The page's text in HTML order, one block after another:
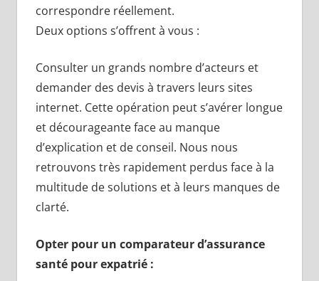
correspondre réellement.
Deux options s’offrent à vous :
Consulter un grands nombre d’acteurs et
demander des devis à travers leurs sites
internet. Cette opération peut s’avérer longue
et décourageante face au manque
d’explication et de conseil. Nous nous
retrouvons très rapidement perdus face à la
multitude de solutions et à leurs manques de
clarté.
Opter pour un comparateur d’assurance
santé pour expatrié :